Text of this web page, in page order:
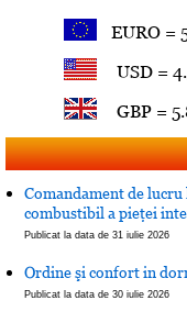
EURO =
USD =
GBP =
Comandament de
combustibil a pieţei
Publicat la data de 31 iulie 2026
Ordine şi confort in
Publicat la data de 30 iulie 2026